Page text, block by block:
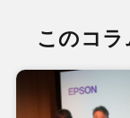
このコ